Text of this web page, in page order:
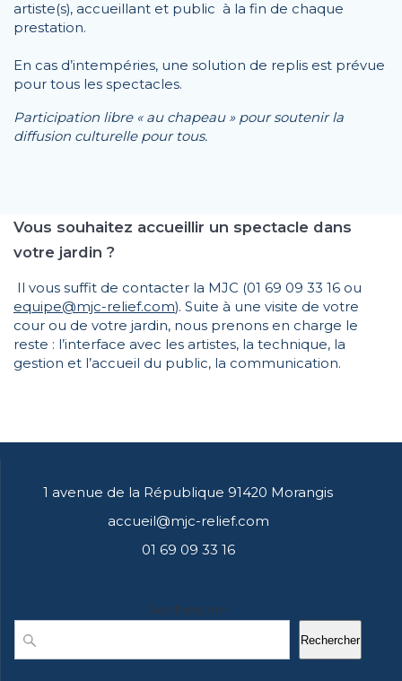
artiste(s), accueillant et public à la fin de chaque
prestation.
En cas d’intempéries, une solution de replis est prévue
pour tous les spectacles.
Participation libre « au chapeau » pour soutenir la
diffusion culturelle pour tous.
Vous souhaitez accueillir un spectacle dans
votre jardin ?
Il vous suffit de contacter la MJC (01 69 09 33 16 ou
equipe@mjc-relief.com). Suite à une visite de votre
cour ou de votre jardin, nous prenons en charge le
reste : l’interface avec les artistes, la technique, la
gestion et l’accueil du public, la communication.
1 avenue de la République 91420 Morangis
accueil@mjc-relief.com
01 69 09 33 16
Rechercher
Rechercher